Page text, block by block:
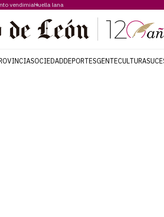
vendimiaHuella lana
SOCIEDADDEPORTESGENTECULTURA